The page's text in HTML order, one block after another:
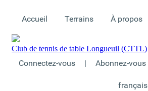
Accueil Terrains À propos
Club de tennis de table Longueuil (CTTL)
Connectez-vous | Abonnez-vous
français